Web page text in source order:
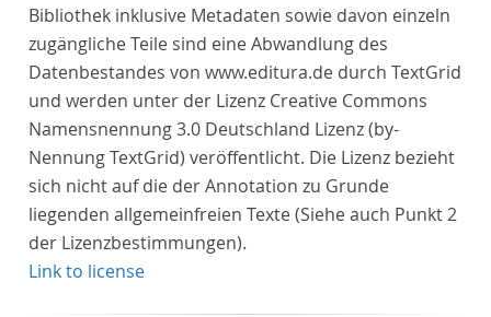
Bibliothek inklusive Metadaten sowie davon einzeln
zugängliche Teile sind eine Abwandlung des
Datenbestandes von www.editura.de durch TextGrid
und werden unter der Lizenz Creative Commons
Namensnennung 3.0 Deutschland Lizenz (by-
Nennung TextGrid) veröffentlicht. Die Lizenz bezieht
sich nicht auf die der Annotation zu Grunde
liegenden allgemeinfreien Texte (Siehe auch Punkt 2
der Lizenzbestimmungen).
Link to license